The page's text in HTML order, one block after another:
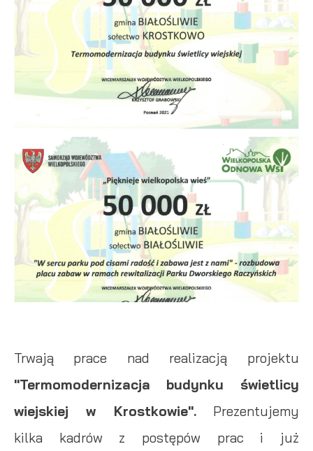
Trwają prace nad realizacją projektu
"Termomodernizacja budynku świetlicy
wiejskiej w Krostkowie".Prezentujemy
kilka kadrów z postępów prac i już